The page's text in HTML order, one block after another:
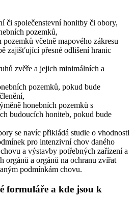
či společenstevní honitby či obory,
pozemků,
včetně mapového zákresu
zajišťující přesné odlišení hranic
zvěře a jejich minimálních a
pozemků, pokud bude
honebních pozemků s
budoucích honiteb, pokud bude
se navíc přikládá studie o vhodnosti
pro intenzivní chov daného
a výstavby potřebných zařízení a
orgánů a orgánů na ochranu zvířat
podmínkám chovu.
formuláře a kde jsou k